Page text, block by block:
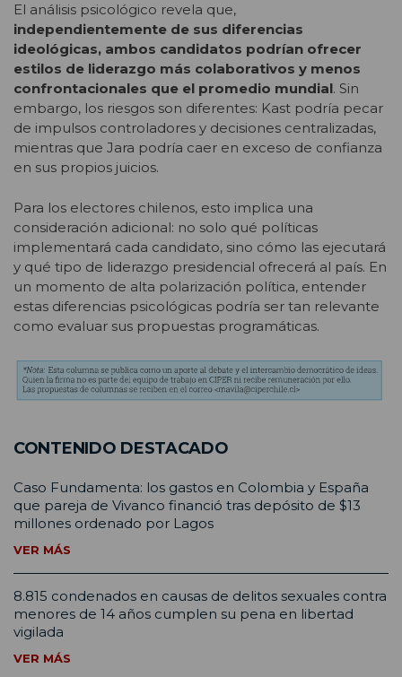
El análisis psicológico revela que,
independientemente de sus diferencias
ideológicas, ambos candidatos podrían ofrecer
estilos de liderazgo más colaborativos y menos
confrontacionales que el promedio mundial. Sin
embargo, los riesgos son diferentes: Kast podría pecar
de impulsos controladores y decisiones centralizadas,
mientras que Jara podría caer en exceso de confianza
en sus propios juicios.
Para los electores chilenos, esto implica una
consideración adicional: no solo qué políticas
implementará cada candidato, sino cómo las ejecutará
y qué tipo de liderazgo presidencial ofrecerá al país. En
un momento de alta polarización política, entender
estas diferencias psicológicas podría ser tan relevante
como evaluar sus propuestas programáticas.
CONTENIDO DESTACADO
Caso Fundamenta: los gastos en Colombia y España
que pareja de Vivanco financió tras depósito de $13
millones ordenado por Lagos
VER MÁS
8.815 condenados en causas de delitos sexuales contra
menores de 14 años cumplen su pena en libertad
vigilada
VER MÁS